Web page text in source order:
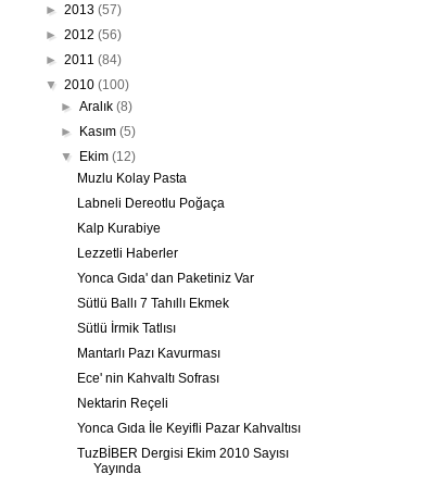
► 2013 (57)
► 2012 (56)
► 2011 (84)
▼ 2010 (100)
►Aralık(8)
► Kasım(5)
▼ Ekim(12)
Muzlu Kolay Pasta
Labneli Dereotlu Poğaça
Kalp Kurabiye
Lezzetli Haberler
Yonca Gıda' dan Paketiniz Var
Sütlü Ballı 7 Tahıllı Ekmek
Sütlü İrmik Tatlısı
Mantarlı Pazı Kavurması
Ece' nin Kahvaltı Sofrası
Nektarin Reçeli
Yonca Gıda İle Keyifli Pazar Kahvaltısı
TuzBİBER Dergisi Ekim 2010 Sayısı
Yayında